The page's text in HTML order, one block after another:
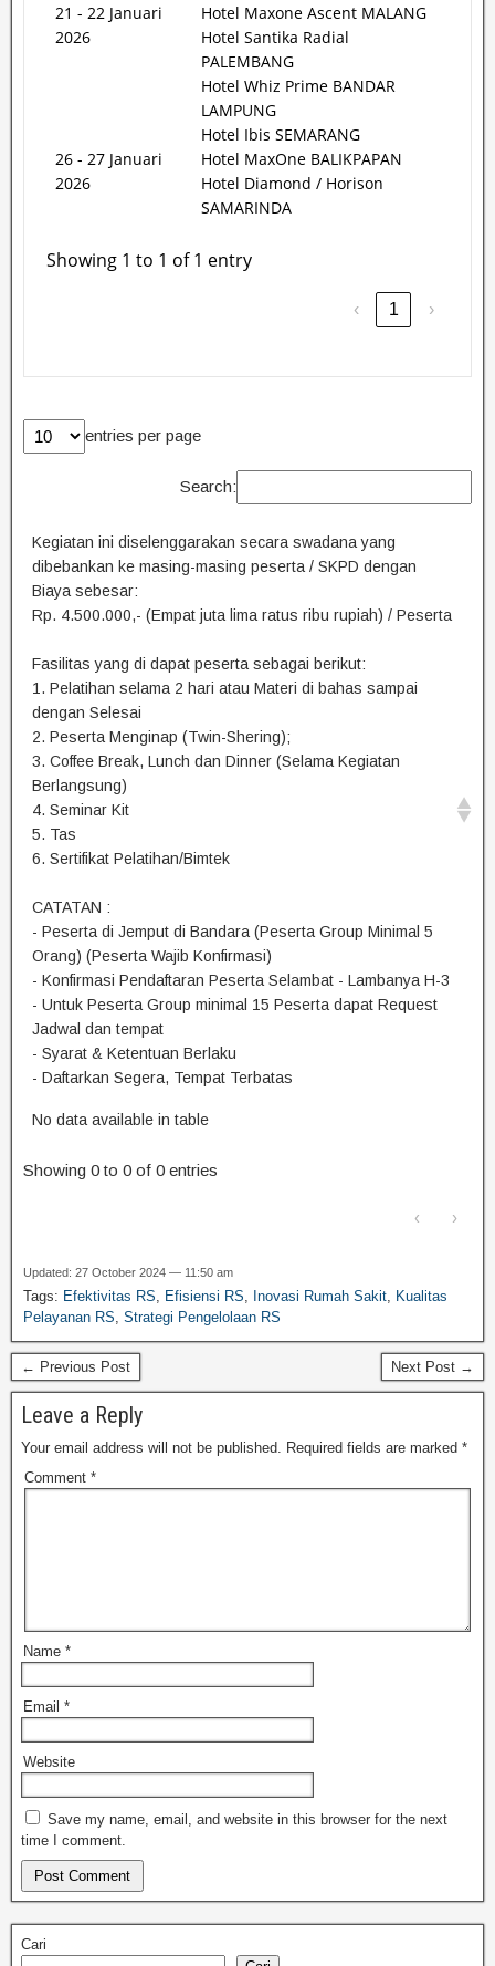
21 - 22 Januari
2026
26 - 27 Januari
2026
Hotel Maxone Ascent MALANG
Hotel Santika Radial
PALEMBANG
Hotel Whiz Prime BANDAR
LAMPUNG
Hotel Ibis SEMARANG
Hotel MaxOne BALIKPAPAN
Hotel Diamond / Horison
SAMARINDA
Showing 1 to 1 of 1 entry
‹ 1 ›
entries per page
Search:
Kegiatan ini diselenggarakan secara swadana yang
dibebankan ke masing-masing peserta / SKPD dengan
Biaya sebesar:
Rp. 4.500.000,- (Empat juta lima ratus ribu rupiah) / Peserta
Fasilitas yang di dapat peserta sebagai berikut:
1. Pelatihan selama 2 hari atau Materi di bahas sampai
dengan Selesai
2. Peserta Menginap (Twin-Shering);
3. Coffee Break, Lunch dan Dinner (Selama Kegiatan
Berlangsung)
4. Seminar Kit
5. Tas
6. Sertifikat Pelatihan/Bimtek
CATATAN :
- Peserta di Jemput di Bandara (Peserta Group Minimal 5
Orang) (Peserta Wajib Konfirmasi)
- Konfirmasi Pendaftaran Peserta Selambat - Lambanya H-3
- Untuk Peserta Group minimal 15 Peserta dapat Request
Jadwal dan tempat
- Syarat & Ketentuan Berlaku
- Daftarkan Segera, Tempat Terbatas
No data available in table
Showing 0 to 0 of 0 entries
‹ ›
Updated: 27 October 2024 — 11:50 am
Tags: Efektivitas RS, Efisiensi RS, Inovasi Rumah Sakit, Kualitas
Pelayanan RS, Strategi Pengelolaan RS
← Previous Post Next Post →
Leave a Reply
Your email address will not be published. Required fields are marked *
Comment *
Name *
Email *
Website
Save my name, email, and website in this browser for the next
time I comment.
Cari